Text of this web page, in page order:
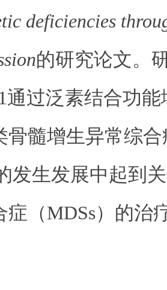
deficiencies
的研究论文。
通过泛素结合功能
骨髓增生异常综合
发生发展中起到
症（MDSs） 的治